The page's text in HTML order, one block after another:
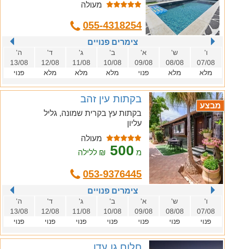
מעולה
055-4318254
צימרים פנויים
ו'
07/08
מלא
ש'
08/08
מלא
א'
09/08
פנוי
ב'
10/08
מלא
ג'
11/08
מלא
ד'
12/08
מלא
ה'
13/08
פנוי
מבצע
בקתות עין זהב
בקתות עץ בקרית שמונה, גליל
עליון
מעולה
מ 500 ₪ ללילה
053-9376445
צימרים פנויים
ו'
07/08
פנוי
ש'
08/08
פנוי
א'
09/08
פנוי
ב'
10/08
פנוי
ג'
11/08
פנוי
ד'
12/08
פנוי
ה'
13/08
פנוי